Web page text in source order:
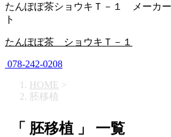
たんぽぽ茶ショウキＴ－１ メーカ
ト
たんぽぽ茶 ショウキＴ－１
078-242-0208
HOME >
胚移植
「 胚移植 」 一覧